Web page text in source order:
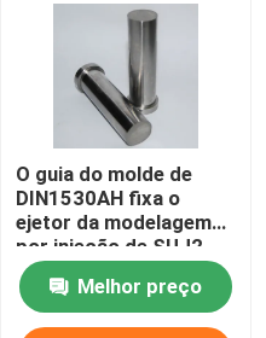
O guia do molde de
DIN1530AH fixa o
ejetor da modelagem
por injeção de SUJ2
H13 1,2607 fixa com
endurecidoMelhor preço